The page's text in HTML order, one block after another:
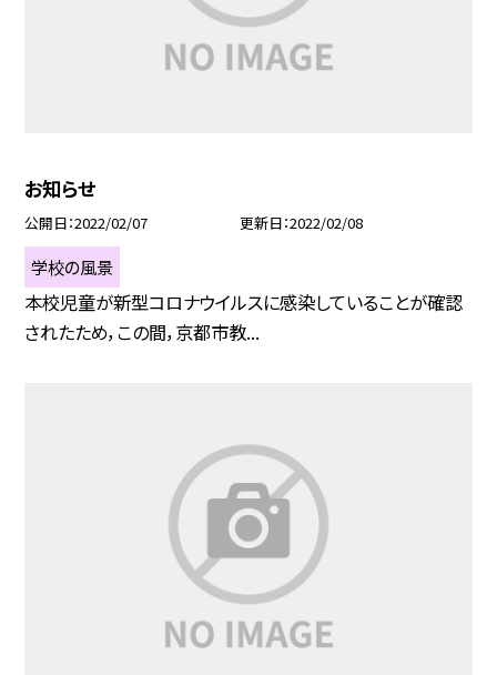
お知らせ
公開日 2022/02/07 更新日 2022/02/08
学校の風景
本校児童が新型コロナウイルスに感染していることが確認
されたため，この間，京都市教...